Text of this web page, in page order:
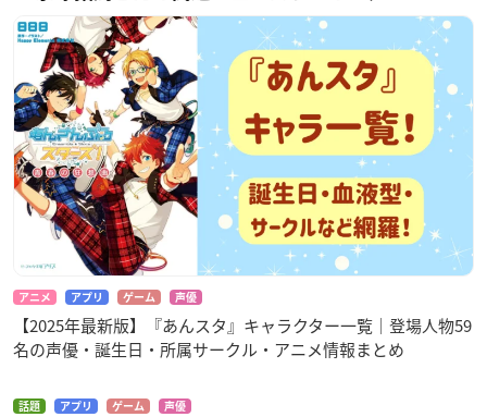
アニメ アプリ ゲーム 声優
【2025年最新版】『あんスタ』キャラクター一覧｜登場人物59
名の声優・誕生日・所属サークル・アニメ情報まとめ
話題 アプリ ゲーム 声優